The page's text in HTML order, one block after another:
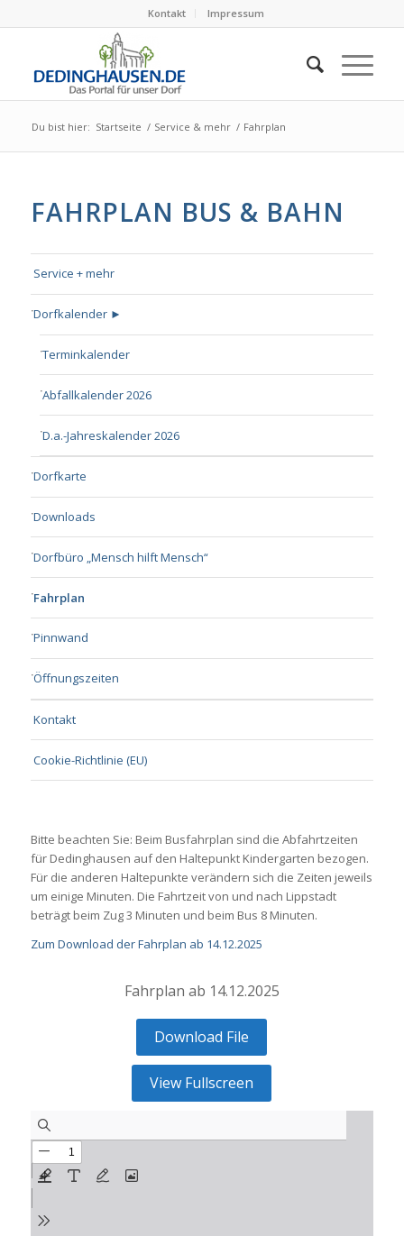
Kontakt Impressum
Du bist hier: Startseite / Service & mehr / Fahrplan
FAHRPLAN BUS & BAHN
Service + mehr
Dorfkalender ►
Terminkalender
Abfallkalender 2026
D.a.-Jahreskalender 2026
Dorfkarte
Downloads
Dorfbüro „Mensch hilft Mensch“
Fahrplan
Pinnwand
Öffnungszeiten
Kontakt
Cookie-Richtlinie (EU)
Bitte beachten Sie: Beim Busfahrplan sind die Abfahrtzeiten
für Dedinghausen auf den Haltepunkt Kindergarten bezogen.
Für die anderen Haltepunkte verändern sich die Zeiten jeweils
um einige Minuten. Die Fahrtzeit von und nach Lippstadt
beträgt beim Zug 3 Minuten und beim Bus 8 Minuten.
Zum Download der Fahrplan ab 14.12.2025
Fahrplan ab 14.12.2025
Download File
View Fullscreen